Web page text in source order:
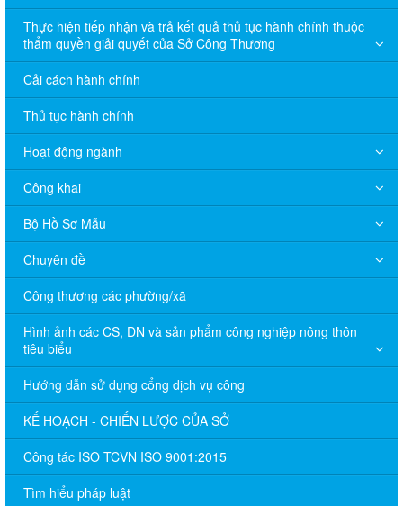
Thực hiện tiếp nhận và trả kết quả thủ tục hành chính thuộc
thẩm quyền giải quyết của Sở Công Thương
Cải cách hành chính
Thủ tục hành chính
Hoạt động ngành
Công khai
Bộ Hồ Sơ Mẫu
Chuyên đề
Công thương các phường/xã
Hình ảnh các CS, DN và sản phẩm công nghiệp nông thôn
tiêu biểu
Hướng dẫn sử dụng cổng dịch vụ công
KẾ HOẠCH - CHIẾN LƯỢC CỦA SỞ
Công tác ISO TCVN ISO 9001:2015
Tìm hiểu pháp luật